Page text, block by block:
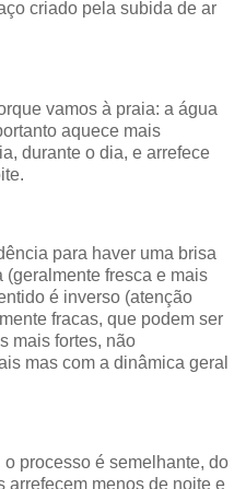
criado pela subida de ar
vamos à praia: a água
aquece mais
durante o dia, e arrefece
para haver uma brisa
(geralmente fresca e mais
é inverso (atenção
fracas, que podem ser
mais fortes, não
mas com a dinâmica geral
processo é semelhante, do
arrefecem menos de noite e